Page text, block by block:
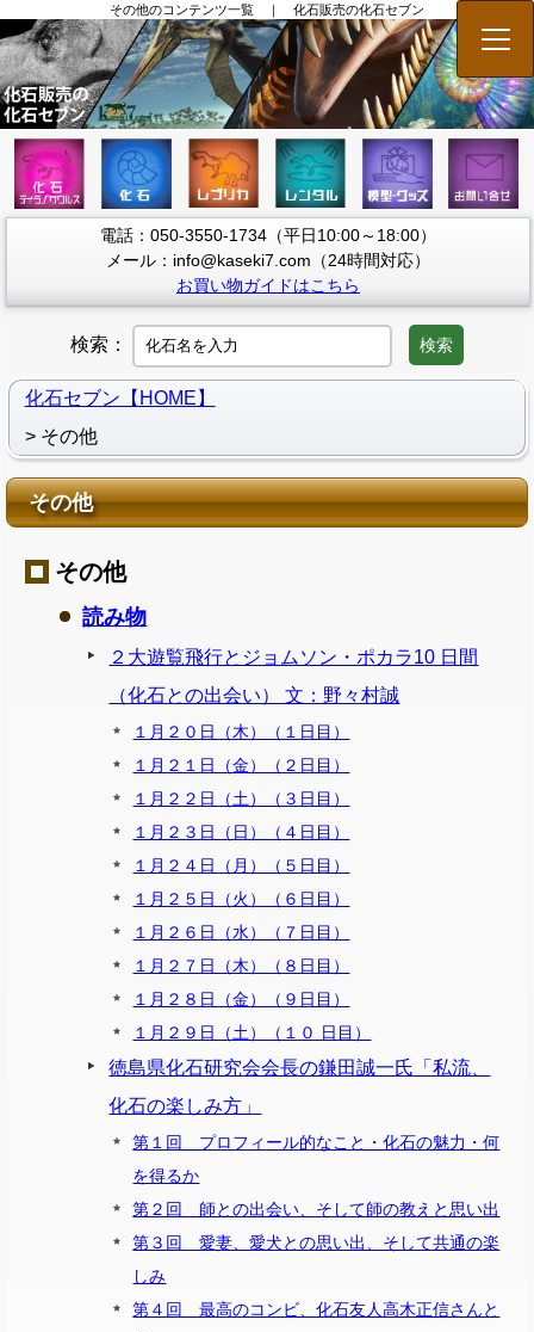
その他のコンテンツ一覧 ｜ 化石販売の化石セブン
メ
電話：050-3550-1734（平日10:00～18:00）
メール：info@kaseki7.com（24時間対応）
お買い物ガイドはこちら
検索： 検索
化石セブン【HOME】
その他
その他
その他
読み物
２大遊覧飛行とジョムソン・ポカラ10 日間
（化石との出会い） 文：野々村誠
１月２０日（木）（１日目）
１月２１日（金）（２日目）
１月２２日（土）（３日目）
１月２３日（日）（４日目）
１月２４日（月）（５日目）
１月２５日（火）（６日目）
１月２６日（水）（７日目）
１月２７日（木）（８日目）
１月２８日（金）（９日目）
１月２９日（土）（１０ 日目）
徳島県化石研究会会長の鎌田誠一氏「私流、
化石の楽しみ方」
第１回 プロフィール的なこと・化石の魅力・何
を得るか
第２回 師との出会い、そして師の教えと思い出
第３回 愛妻、愛犬との思い出、そして共通の楽
しみ
第４回 最高のコンビ、化石友人高木正信さんと